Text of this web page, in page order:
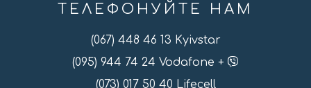
ТЕЛЕФОНУЙТЕ НАМ
(067) 448 46 13 Kyivstar
(095) 944 74 24 Vodafone +
(073) 017 50 40 Lifecell